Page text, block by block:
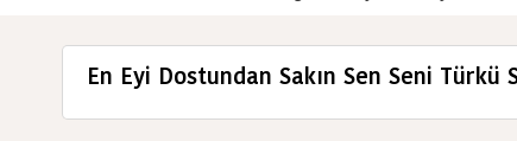
En Eyi Dostundan Sakın Sen Seni Türkü